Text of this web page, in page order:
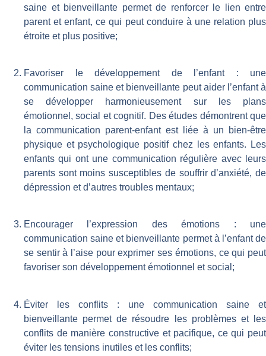
saine et bienveillante permet de renforcer le lien entre
parent et enfant, ce qui peut conduire à une relation plus
étroite et plus positive;
Favoriser le développement de l’enfant : une
communication saine et bienveillante peut aider l’enfant à
se développer harmonieusement sur les plans
émotionnel, social et cognitif. Des études démontrent que
la communication parent-enfant est liée à un bien-être
physique et psychologique positif chez les enfants. Les
enfants qui ont une communication régulière avec leurs
parents sont moins susceptibles de souffrir d’anxiété, de
dépression et d’autres troubles mentaux;
Encourager l’expression des émotions : une
communication saine et bienveillante permet à l’enfant de
se sentir à l’aise pour exprimer ses émotions, ce qui peut
favoriser son développement émotionnel et social;
Éviter les conflits : une communication saine et
bienveillante permet de résoudre les problèmes et les
conflits de manière constructive et pacifique, ce qui peut
éviter les tensions inutiles et les conflits;